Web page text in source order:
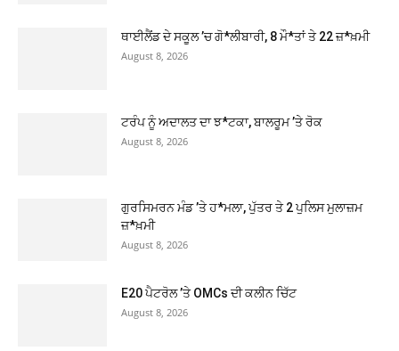
ਥਾਈਲੈਂਡ ਦੇ ਸਕੂਲ ’ਚ ਗੋ*ਲੀਬਾਰੀ, 8 ਮੌ*ਤਾਂ ਤੇ 22 ਜ਼*ਖ਼ਮੀ
August 8, 2026
ਟਰੰਪ ਨੂੰ ਅਦਾਲਤ ਦਾ ਝ*ਟਕਾ, ਬਾਲਰੂਮ ’ਤੇ ਰੋਕ
August 8, 2026
ਗੁਰਸਿਮਰਨ ਮੰਡ ’ਤੇ ਹ*ਮਲਾ, ਪੁੱਤਰ ਤੇ 2 ਪੁਲਿਸ ਮੁਲਾਜ਼ਮ
ਜ਼*ਖ਼ਮੀ
August 8, 2026
E20 ਪੈਟਰੋਲ ’ਤੇ OMCs ਦੀ ਕਲੀਨ ਚਿੱਟ
August 8, 2026